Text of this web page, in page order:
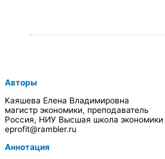
Авторы
Каяшева Елена Владимировна
магистр экономики, преподаватель
Россия, НИУ Высшая школа экономики
eprofit@rambler.ru
Аннотация